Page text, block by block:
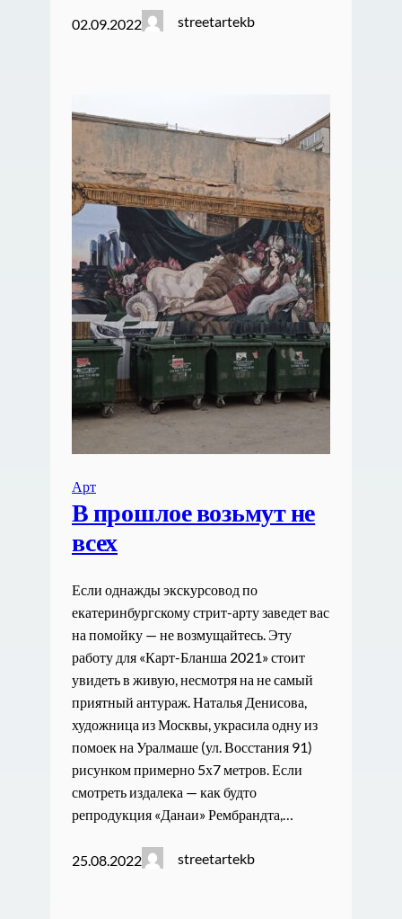
02.09.2022 streetartekb
Арт
В прошлое возьмут не
всех
Если однажды экскурсовод по
екатеринбургскому стрит-арту заведет вас
на помойку — не возмущайтесь. Эту
работу для «Карт-Бланша 2021» стоит
увидеть в живую, несмотря на не самый
приятный антураж. Наталья Денисова,
художница из Москвы, украсила одну из
помоек на Уралмаше (ул. Восстания 91)
рисунком примерно 5х7 метров. Если
смотреть издалека — как будто
репродукция «Данаи» Рембрандта,…
25.08.2022 streetartekb